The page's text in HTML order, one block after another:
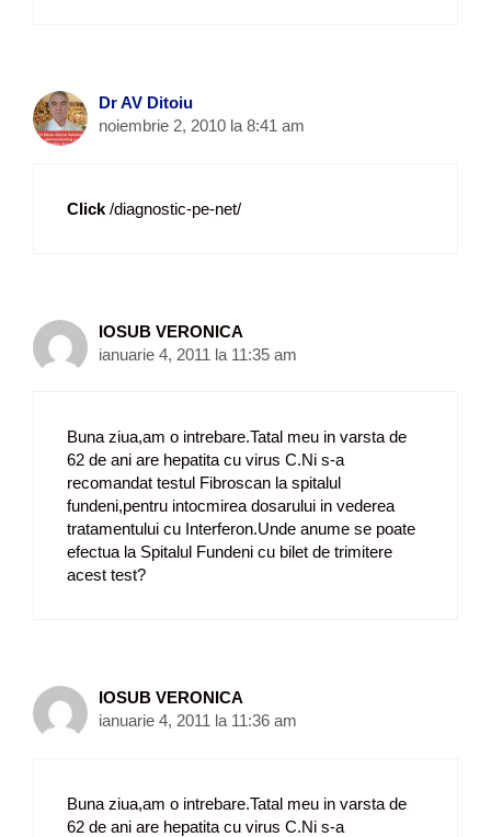
Dr AV Ditoiu
noiembrie 2, 2010 la 8:41 am
Click /diagnostic-pe-net/
IOSUB VERONICA
ianuarie 4, 2011 la 11:35 am
Buna ziua,am o intrebare.Tatal meu in varsta de
62 de ani are hepatita cu virus C.Ni s-a
recomandat testul Fibroscan la spitalul
fundeni,pentru intocmirea dosarului in vederea
tratamentului cu Interferon.Unde anume se poate
efectua la Spitalul Fundeni cu bilet de trimitere
acest test?
IOSUB VERONICA
ianuarie 4, 2011 la 11:36 am
Buna ziua,am o intrebare.Tatal meu in varsta de
62 de ani are hepatita cu virus C.Ni s-a